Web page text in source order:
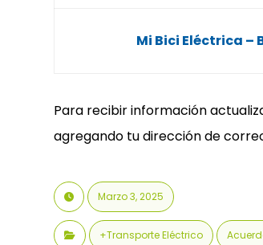
Mi Bici Eléctrica
Para recibir información
agregando tu dirección de
Marzo 3, 2025
+Transporte Eléctrico